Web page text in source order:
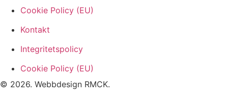
Cookie Policy (EU)
Kontakt
Integritetspolicy
Cookie Policy (EU)
© 2026. Webbdesign RMCK.